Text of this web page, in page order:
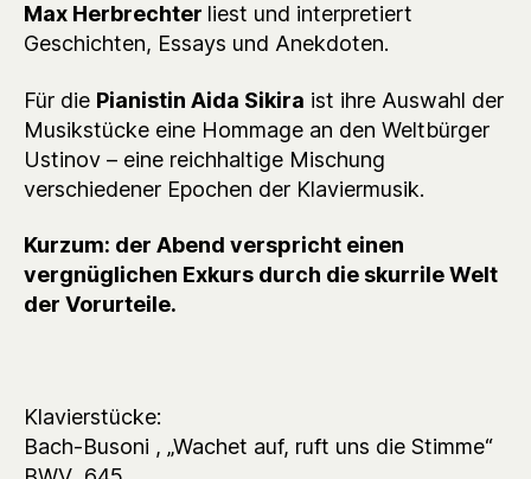
Max Herbrechter liest und interpretiert
Geschichten, Essays und Anekdoten.
Für die Pianistin Aida Sikira ist ihre Auswahl der
Musikstücke eine Hommage an den Weltbürger
Ustinov – eine reichhaltige Mischung
verschiedener Epochen der Klaviermusik.
Kurzum: der Abend verspricht einen
vergnüglichen Exkurs durch die skurrile Welt
der Vorurteile.
Klavierstücke:
Bach-Busoni , „Wachet auf, ruft uns die Stimme“